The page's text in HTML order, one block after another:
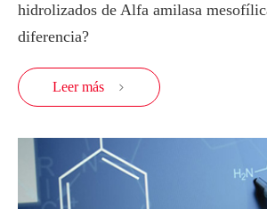
hidrolizados de Alfa amilasa
diferencia?
Leer más 